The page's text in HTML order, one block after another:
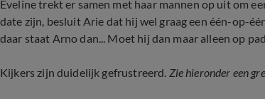
Eveline trekt er samen met haar mannen op uit om
date zijn, besluit Arie dat hij wel graag een één-op-
daar staat Arno dan... Moet hij dan maar alleen op
Kijkers zijn duidelijk gefrustreerd. Zie hieronder een